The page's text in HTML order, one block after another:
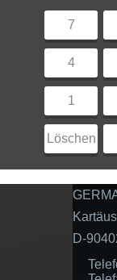
7
4
1
Löschen
D-